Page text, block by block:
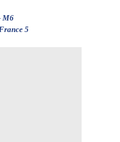
M6
5